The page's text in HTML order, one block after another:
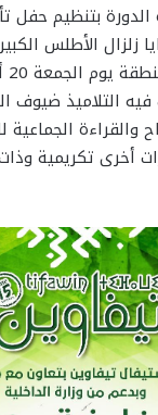
بتنظيم حفل
زلزال الأطلس
التلاميذ ضيوف
والقراءة
أخرى تكريمية